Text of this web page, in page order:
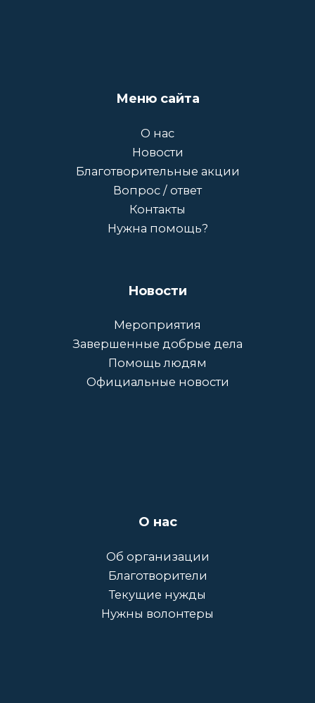
Меню сайта
О нас
Новости
Благотворительные акции
Вопрос / ответ
Контакты
Нужна помощь?
Новости
Мероприятия
Завершенные добрые дела
Помощь людям
Официальные новости
О нас
Об организации
Благотворители
Текущие нужды
Нужны волонтеры